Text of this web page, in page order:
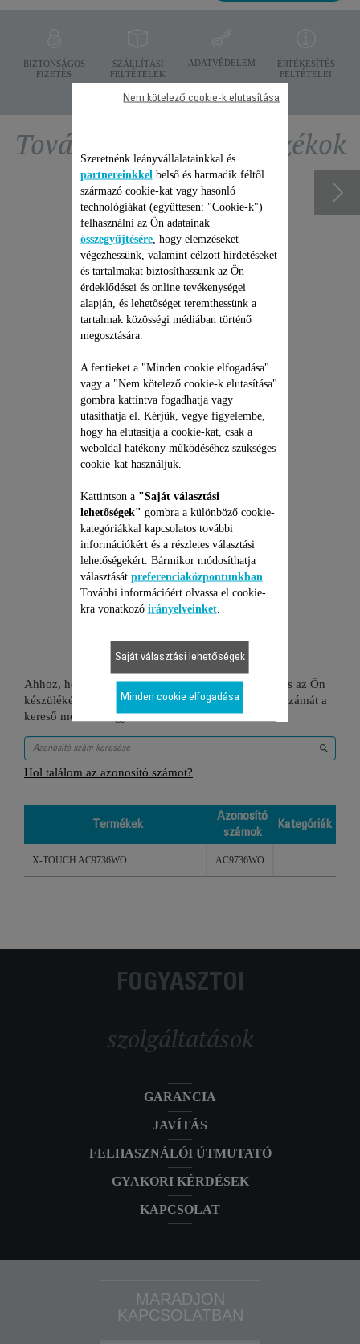
BIZTONSÁGOS
FIZETÉS
SZÁLLÍTÁSI
FELTÉTELEK
ADATVÉDELEM
ÉRTÉKESÍTÉS
FELTÉTELEI
További ajánlott tartozékok
ROWENTA
KÉZIPORSZÍVÓ
JAVÍTÁSI CSOMAG
Árajánlat, meglepetések nélkül
és 6 hónapos kiterjesztett
garancia!
19 990 Ft
Kosárba
1 Termékekhez
Ahhoz, hogy ellenőrizze, hogy ez a tétel kompatibilis az Ön
készülékével, kérjük gépelje be a termék azonosító számát a
kereső mezőbe vagy ellenőrizze a lenti táblázatot.
Hol találom az azonosító számot?
Termékek
Azonosító
számok
Kategóriák
X-TOUCH AC9736WO AC9736WO
FOGYASZTÓI
szolgáltatások
GARANCIA
JAVÍTÁS
FELHASZNÁLÓI ÚTMUTATÓ
GYAKORI KÉRDÉSEK
KAPCSOLAT
MARADJON
KAPCSOLATBAN
Szeretnénk leányvállalatainkkal és
partnereinkkel belső és harmadik féltől
származó cookie-kat vagy hasonló
technológiákat (együttesen: "Cookie-k")
felhasználni az Ön adatainak
összegyűjtésére, hogy elemzéseket
végezhessünk, valamint célzott hirdetéseket
és tartalmakat biztosíthassunk az Ön
érdeklődései és online tevékenységei
alapján, és lehetőséget teremthessünk a
tartalmak közösségi médiában történő
megosztására.
A fentieket a "Minden cookie elfogadása"
vagy a "Nem kötelező cookie-k elutasítása"
gombra kattintva fogadhatja vagy
utasíthatja el. Kérjük, vegye figyelembe,
hogy ha elutasítja a cookie-kat, csak a
weboldal hatékony működéséhez szükséges
cookie-kat használjuk.
Kattintson a "Saját választási
lehetőségek" gombra a különböző cookie-
kategóriákkal kapcsolatos további
információkért és a részletes választási
lehetőségekért. Bármikor módosíthatja
választását preferenciaközpontunkban
További információért olvassa el cookie-
kra vonatkozó irányelveinket.
Nem kötelező cookie-k elutasítása
Saját választási lehetőségek
Minden cookie elfogadása